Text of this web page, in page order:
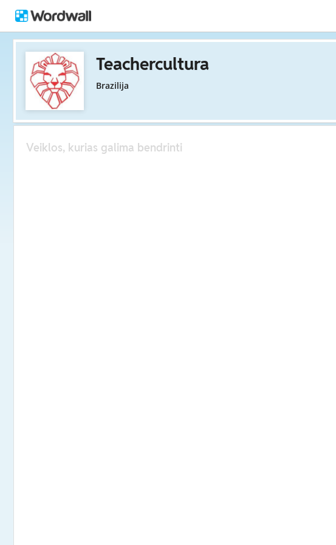
Teachercultura
Brazilija
Veiklos, kurias galima bendrinti